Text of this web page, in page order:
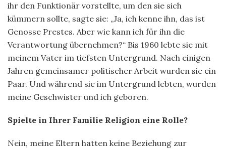
ihr den Funktionär vorstellte, um den sie sich
kümmern sollte, sagte sie: „Ja, ich kenne ihn, das ist
Genosse Prestes. Aber wie kann ich für ihn die
Verantwortung übernehmen?“ Bis 1960 lebte sie mit
meinem Vater im tiefsten Untergrund. Nach einigen
Jahren gemeinsamer politischer Arbeit wurden sie ein
Paar. Und während sie im Untergrund lebten, wurden
meine Geschwister und ich geboren.
Spielte in Ihrer Familie Religion eine Rolle?
Nein, meine Eltern hatten keine Beziehung zur